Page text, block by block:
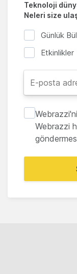
Teknoloji
Neleri size
Günlük
Etkinlikler
Webrazzi